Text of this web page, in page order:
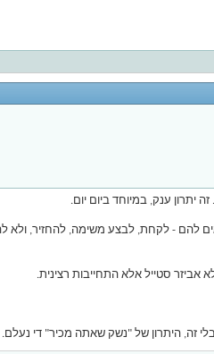
ענק, במיוחד ביום יום.
להם - לקחת, לבצע משימה, להחזיר, ולא
סטייל אלא התחייבות רצינית.
זה, היתרון של "נשק שאתה מכיר" די נעלם.